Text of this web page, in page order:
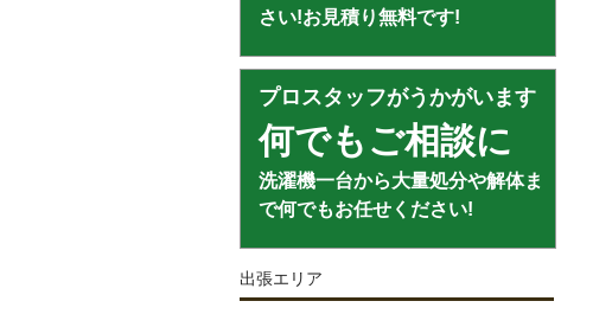
さい!お見積り無料です!
プロスタッフがうかがいます
何でもご相談に
洗濯機一台から大量処分や解体ま
で何でもお任せください!
出張エリア